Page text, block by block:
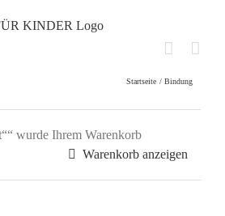
Startseite Bindung
wurde Ihrem Warenkorb
Warenkorb anzeigen